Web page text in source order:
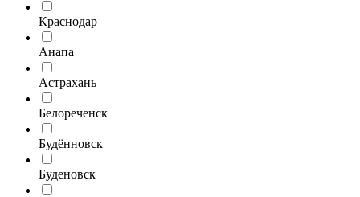
Краснодар
Анапа
Астрахань
Белореченск
Будённовск
Буденовск